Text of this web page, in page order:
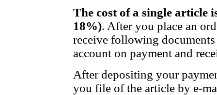
The cost of a single article
18%). After you place an
receive following
account on payment and
After depositing your
you file of the article by e-